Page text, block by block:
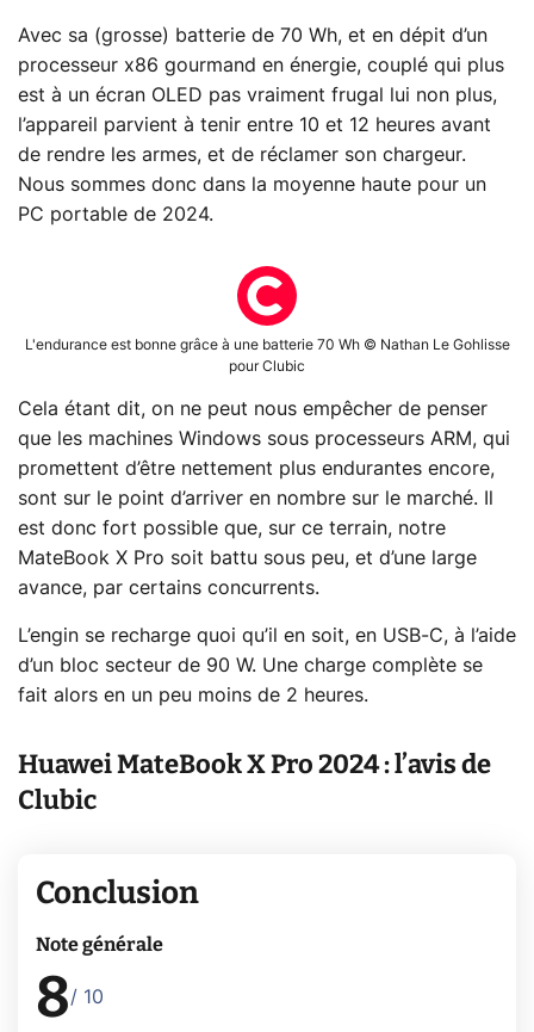
Avec sa (grosse) batterie de 70 Wh, et en dépit d’un
processeur x86 gourmand en énergie, couplé qui plus
est à un écran OLED pas vraiment frugal lui non plus,
l’appareil parvient à tenir entre 10 et 12 heures avant
de rendre les armes, et de réclamer son chargeur.
Nous sommes donc dans la moyenne haute pour un
PC portable de 2024.
L'endurance est bonne grâce à une batterie 70 Wh © Nathan Le Gohlisse
pour Clubic
Cela étant dit, on ne peut nous empêcher de penser
que les machines Windows sous processeurs ARM, qui
promettent d’être nettement plus endurantes encore,
sont sur le point d’arriver en nombre sur le marché. Il
est donc fort possible que, sur ce terrain, notre
MateBook X Pro soit battu sous peu, et d’une large
avance, par certains concurrents.
L’engin se recharge quoi qu’il en soit, en USB-C, à l’aide
d’un bloc secteur de 90 W. Une charge complète se
fait alors en un peu moins de 2 heures.
Huawei MateBook X Pro 2024 : l’avis de
Clubic
Conclusion
Note générale
8/ 10